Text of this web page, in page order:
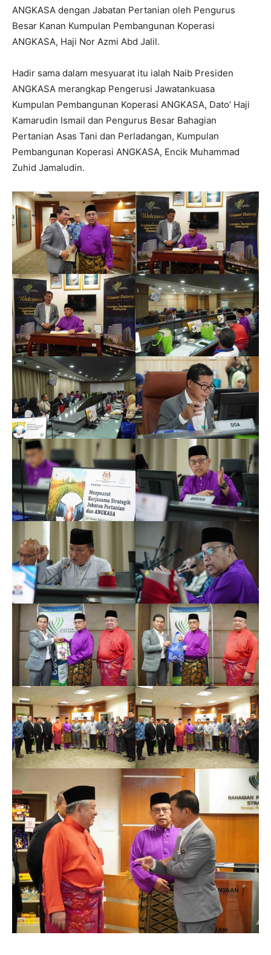
ANGKASA dengan Jabatan Pertanian oleh Pengurus
Besar Kanan Kumpulan Pembangunan Koperasi
ANGKASA, Haji Nor Azmi Abd Jalil.
Hadir sama dalam mesyuarat itu ialah Naib Presiden
ANGKASA merangkap Pengerusi Jawatankuasa
Kumpulan Pembangunan Koperasi ANGKASA, Dato’ Haji
Kamarudin Ismail dan Pengurus Besar Bahagian
Pertanian Asas Tani dan Perladangan, Kumpulan
Pembangunan Koperasi ANGKASA, Encik Muhammad
Zuhid Jamaludin.